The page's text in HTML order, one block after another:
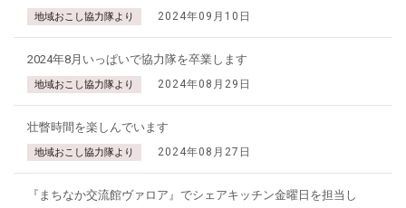
地域おこし協力隊より 2024年09月10日
2024年8月いっぱいで協力隊を卒業します
地域おこし協力隊より 2024年08月29日
壮瞥時間を楽しんでいます
地域おこし協力隊より 2024年08月27日
『まちなか交流館ヴァロア』でシェアキッチン金曜日を担当し